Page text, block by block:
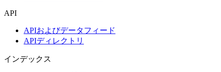
API
APIおよびデータフィード
APIディレクトリ
インデックス